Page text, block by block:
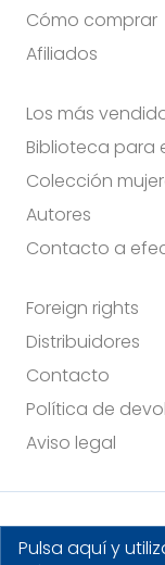
Pulsa aquí y
Cómo comprar
Afiliados
Los más
Biblioteca para
Colección
Autores
Contacto a
Foreign rights
Distribuidores
Contacto
Política de
Aviso legal